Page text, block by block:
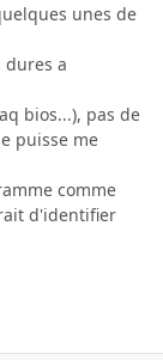
unes de
dures a
bios...), pas de
puisse me
comme
d'identifier